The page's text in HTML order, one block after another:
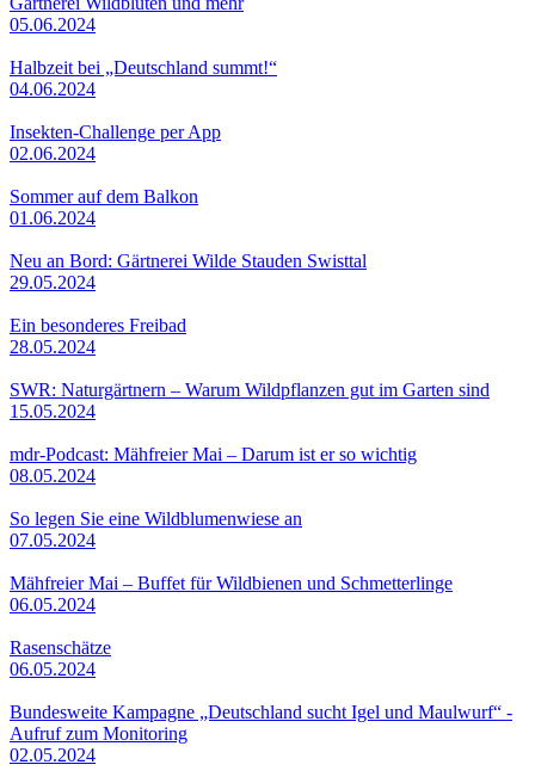
05.06.2024
Halbzeit bei „Deutschland summt!“
04.06.2024
Insekten-Challenge per App
02.06.2024
Sommer auf dem Balkon
01.06.2024
Neu an Bord: Gärtnerei Wilde Stauden Swisttal
29.05.2024
Ein besonderes Freibad
28.05.2024
SWR: Naturgärtnern – Warum Wildpflanzen gut im Garten sind
15.05.2024
mdr-Podcast: Mähfreier Mai – Darum ist er so wichtig
08.05.2024
So legen Sie eine Wildblumenwiese an
07.05.2024
Mähfreier Mai – Buffet für Wildbienen und Schmetterlinge
06.05.2024
Rasenschätze
06.05.2024
Bundesweite Kampagne „Deutschland sucht Igel und Maulwurf“ -
Aufruf zum Monitoring
02.05.2024